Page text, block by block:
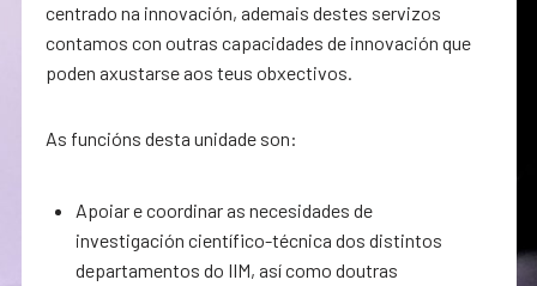
centrado na innovación, ademais destes servizos
contamos con outras capacidades de innovación que
poden axustarse aos teus obxectivos.
As funcións desta unidade son:
Apoiar e coordinar as necesidades de
investigación científico-técnica dos distintos
departamentos do IIM, así como doutras